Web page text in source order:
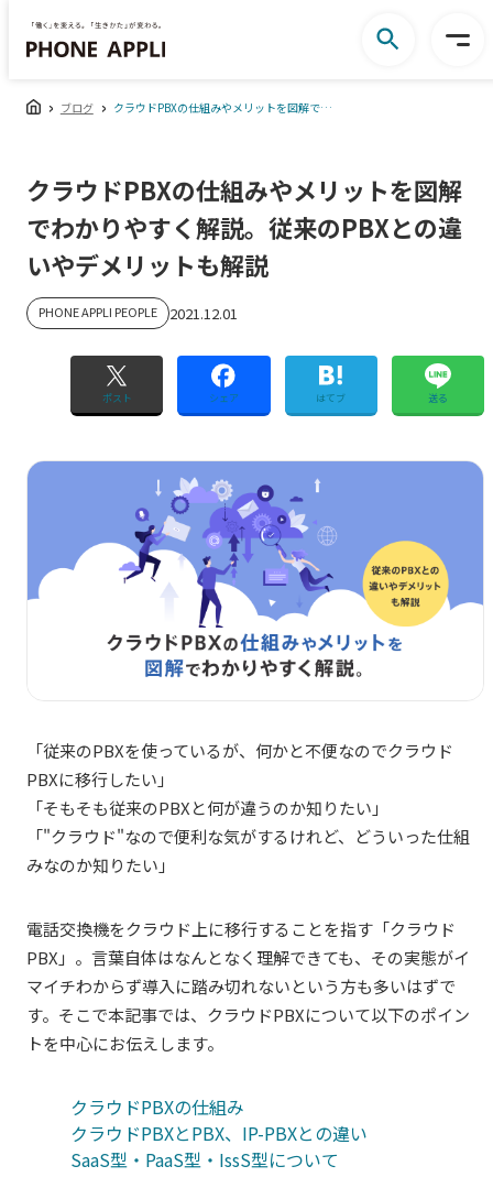
ブログ クラウドPBXの仕組みやメリットを図解でわかりやすく解説。従来のPBXとの違いやデメリットも解説
クラウドPBXの仕組みやメリットを図解
でわかりやすく解説。従来のPBXとの違
いやデメリットも解説
PHONE APPLI PEOPLE 2021.12.01
ポスト シェア はてブ 送る
「従来のPBXを使っているが、何かと不便なのでクラウド
PBXに移行したい」
「そもそも従来のPBXと何が違うのか知りたい」
「"クラウド"なので便利な気がするけれど、どういった仕組
みなのか知りたい」
電話交換機をクラウド上に移行することを指す「クラウド
PBX」。言葉自体はなんとなく理解できても、その実態がイ
マイチわからず導入に踏み切れないという方も多いはずで
す。そこで本記事では、クラウドPBXについて以下のポイン
トを中心にお伝えします。
クラウドPBXの仕組み
クラウドPBXとPBX、IP-PBXとの違い
SaaS型・PaaS型・IssS型について